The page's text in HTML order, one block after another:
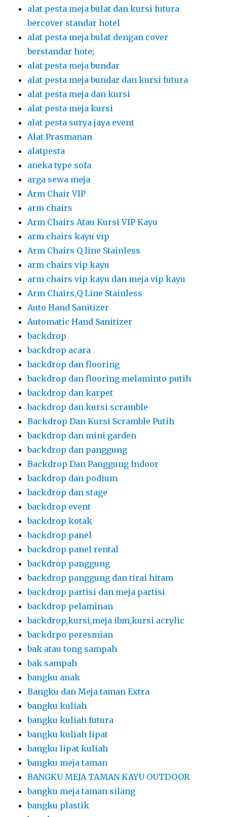
alat pesta meja bulat dan kursi futura
bercover standar hotel
alat pesta meja bulat dengan cover
berstandar hote;
alat pesta meja bundar
alat pesta meja bundar dan kursi futura
alat pesta meja dan kursi
alat pesta meja kursi
alat pesta surya jaya event
Alat Prasmanan
alatpesta
aneka type sofa
arga sewa meja
Arm Chair VIP
arm chairs
Arm Chairs Atau Kursi VIP Kayu
arm chairs kayu vip
Arm Chairs Q line Stainless
arm chairs vip kayu
arm chairs vip kayu dan meja vip kayu
Arm Chairs,Q Line Stainless
Auto Hand Sanitizer
Automatic Hand Sanitizer
backdrop
backdrop acara
backdrop dan flooring
backdrop dan flooring melaminto putih
backdrop dan karpet
backdrop dan kursi scramble
Backdrop Dan Kursi Scramble Putih
backdrop dan mini garden
backdrop dan panggung
Backdrop Dan Panggung Indoor
backdrop dan podium
backdrop dan stage
backdrop event
backdrop kotak
backdrop panel
backdrop panel rental
backdrop panggung
backdrop panggung dan tirai hitam
backdrop partisi dan meja partisi
backdrop pelaminan
backdrop,kursi,meja ibm,kursi acrylic
backdrpo peresmian
bak atau tong sampah
bak sampah
bangku anak
Bangku dan Meja taman Extra
bangku kuliah
bangku kuliah futura
bangku kuliah lipat
bangku lipat kuliah
bangku meja taman
BANGKU MEJA TAMAN KAYU OUTDOOR
bangku meja taman silang
bangku plastik